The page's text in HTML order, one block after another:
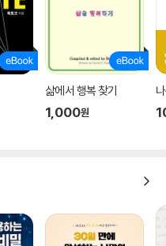
삶에서 행복 찾기
1,000원